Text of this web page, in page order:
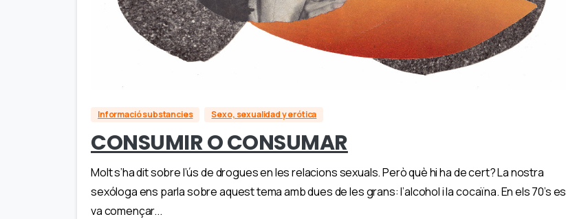
Informació substancies Sexo, sexualidad y erótica
CONSUMIR O CONSUMAR
Molt s’ha dit sobre l’ús de drogues en les relacions sexuals. Però què hi ha de cert? La nostra
sexóloga ens parla sobre aquest tema amb dues de les grans: l’alcohol i la cocaïna. En els 70’s es
va començar...